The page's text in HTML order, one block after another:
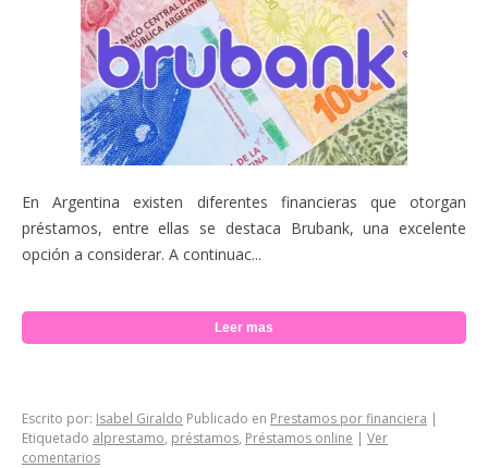
En Argentina existen diferentes financieras que otorgan
préstamos, entre ellas se destaca Brubank, una excelente
opción a considerar. A continuac...
Leer mas
Escrito por: Isabel Giraldo Publicado en Prestamos por financiera |
Etiquetado alprestamo, préstamos, Préstamos online | Ver
comentarios